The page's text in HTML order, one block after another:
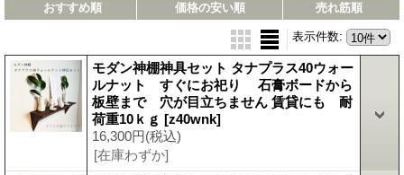
おすすめ順 価格の安い順 売れ筋順
表示件数:
モダン神棚神具セット タナプラス40ウォー
ルナット すぐにお祀り 石膏ボードから
板壁まで 穴が目立ちません 賃貸にも 耐
荷重10ｋｇ [z40wnk]
16,300円(税込)
[在庫わずか]